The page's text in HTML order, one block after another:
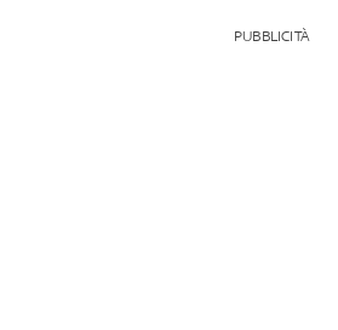
PUBBLICITÀ